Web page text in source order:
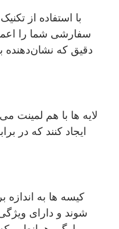
با استفاده از
سفارشی شما را
دقیق که نشان‌دهنده
لایه ها با هم لمینت
ایجاد کنند که در
کیسه ها به
شوند و دارای